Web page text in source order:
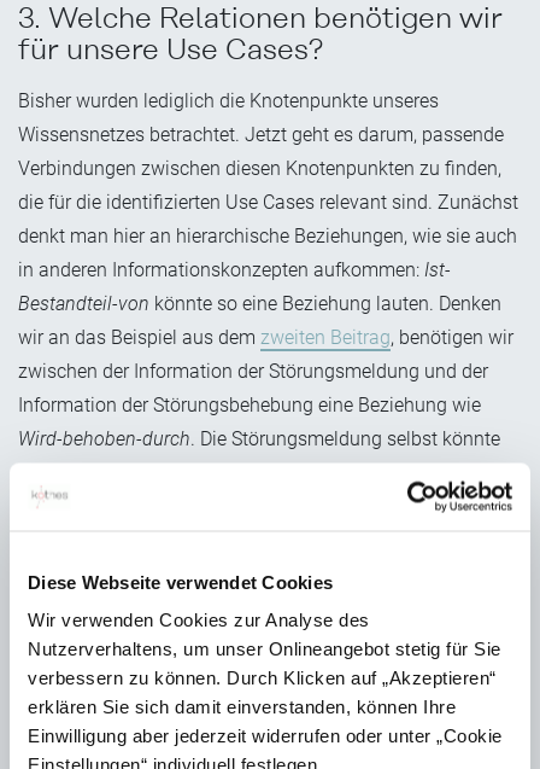
Diese Webseite verwendet Cookies
Wir verwenden Cookies zur Analyse des
Nutzerverhaltens, um unser Onlineangebot stetig für Sie
verbessern zu können. Durch Klicken auf „Akzeptieren“
erklären Sie sich damit einverstanden, können Ihre
Einwilligung aber jederzeit widerrufen oder unter „Cookie
Einstellungen“ individuell festlegen.
3. Welche Relationen benötigen wir
für unsere Use Cases?
Bisher wurden lediglich die Knotenpunkte unseres
Wissensnetzes betrachtet. Jetzt geht es darum, passende
Verbindungen zwischen diesen Knotenpunkten zu finden,
die für die identifizierten Use Cases relevant sind. Zunächst
denkt man hier an hierarchische Beziehungen, wie sie auch
in anderen Informationskonzepten aufkommen: Ist-
Bestandteil-von könnte so eine Beziehung lauten. Denken
wir an das Beispiel aus dem zweiten Beitrag, benötigen wir
zwischen der Information der Störungsmeldung und der
Information der Störungsbehebung eine Beziehung wie
Wird-behoben-durch. Die Störungsmeldung selbst könnte
besitzen. Die wiederum könnte eine Verbindungüberwacht
komplex, daher sind die vorher definierten Use Cases
besonders wichtig.
Gerade durch ihre Vielseitigkeit inspirieren Wissensnetze zu
ganzheitlichen Informationskonzepten. Use Cases, die weit
über die „klassische“ Welt der Nutzerinformation
hinausgehen, werden technisch greifbar oder lassen sich